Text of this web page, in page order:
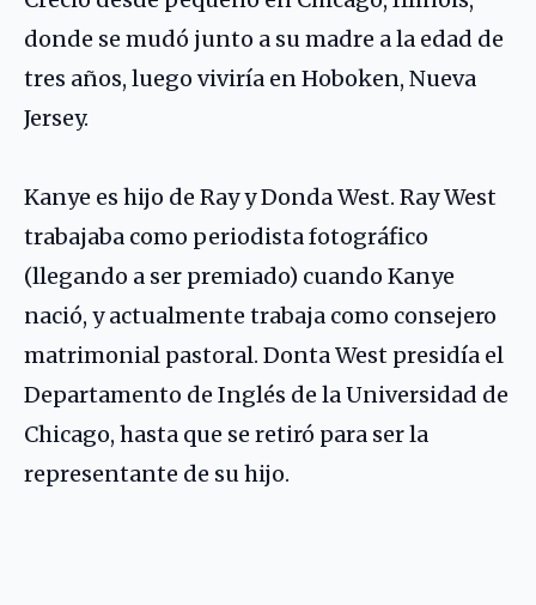
donde se mudó junto a su madre a la edad de
tres años, luego viviría en Hoboken, Nueva
Jersey.
Kanye es hijo de Ray y Donda West. Ray West
trabajaba como periodista fotográfico
(llegando a ser premiado) cuando Kanye
nació, y actualmente trabaja como consejero
matrimonial pastoral. Donta West presidía el
Departamento de Inglés de la Universidad de
Chicago, hasta que se retiró para ser la
representante de su hijo.